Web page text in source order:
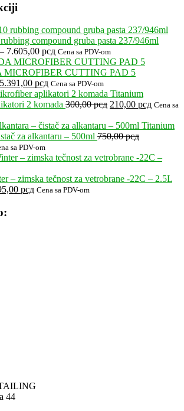
compound gruba pasta 237/946ml
– 7.605,00 рсдRaspon
cena:
od
2.580,00 рсд
do
7.605,00 рсд
Cena sa PDV-om
MICROFIBER CUTTING PAD 5
Originalna
5.990,00 рсд.
5.391,00 рсдTrenutna
cena
je:
Cena sa PDV-om
Titanium
2 komada 300,00рсд Originalna
je
bila:
210,00 рсдTrenutna
je:
Cena sa
Titanium
za alkantaru – 500ml 750,00рсд
рсд.
sa PDV-om
– zimska tečnost za vetrobrane -22C – 2.5L
рсдTrenutna
Cena sa PDV-om
44